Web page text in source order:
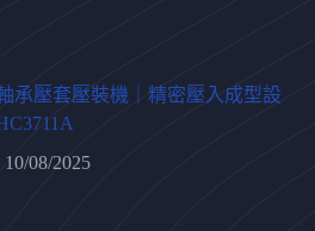
承壓套壓裝機｜精密壓入成型設
10/08/2025